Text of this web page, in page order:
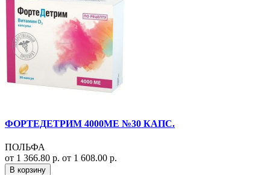
ФОРТЕДЕТРИМ 4000МЕ №30 КАПС.
ПОЛЬФА
от 1 366.80 р. от 1 608.00 р.
В корзину